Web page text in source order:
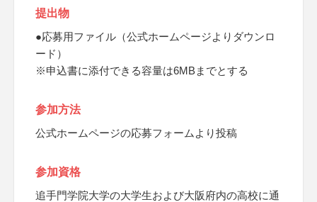
提出物
●応募用ファイル（公式ホームページよりダウンロ
ード）
※申込書に添付できる容量は6MBまでとする
参加方法
公式ホームページの応募フォームより投稿
参加資格
追手門学院大学の大学生および大阪府内の高校に通